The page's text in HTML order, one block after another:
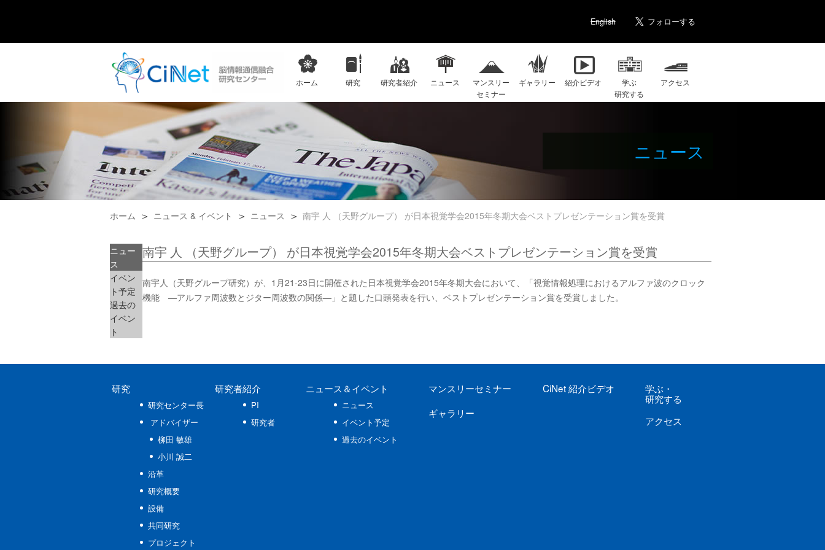
English
ホーム 研究 研究者紹介 ニュース
マンスリー
セミナー
ギャラリー 紹介ビデオ
学ぶ
研究する
アクセス
ニュース
ホーム ニュース & イベント ニュース 南宇 人 （天野グループ） が日本視覚学会2015年冬期大会ベストプレゼンテーション賞を受賞
ニュー
ス
イベン
ト予定
過去の
イベン
ト
南宇 人 （天野グループ） が日本視覚学会2015年冬期大会ベストプレゼンテーション賞を受賞
南宇人（天野グループ研究）が、1月21-23日に開催された日本視覚学会2015年冬期大会において、「視覚情報処理におけるアルファ波のクロック
機能 ―アルファ周波数とジター周波数の関係―」と題した口頭発表を行い、ベストプレゼンテーション賞を受賞しました。
研究
研究センター長
アドバイザー
柳田 敏雄
小川 誠二
沿革
研究概要
設備
共同研究
プロジェクト
研究者紹介
PI
研究者
ニュース ＆イベント
ニュース
イベント予定
過去のイベント
マンスリーセミナー
ギャラリー
CiNet紹介ビデオ 学ぶ ・
研究する
アクセス